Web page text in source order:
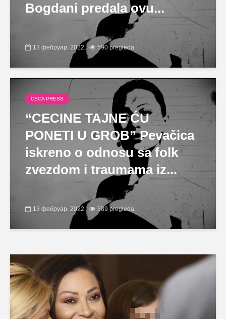
Bogdani predala ovu...
13 фебруар, 2022 590 pregleda
CECA PRESS
“CECINE TAJNE ĆU
PONETI U GROB” Pevačica
iskreno o odnosu sa folk
zvezdom i traumama iz...
13 фебруар, 2022 589 pregleda